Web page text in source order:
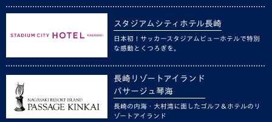
スタジアムシティホテル長崎
日本初！サッカースタジアムビューホテルで特別
な感動とくつろぎを。
長崎リゾートアイランド
パサージュ琴海
長崎の内海・大村湾に面したゴルフ＆ホテルのリ
ゾートアイランド